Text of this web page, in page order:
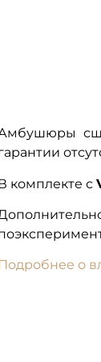
комплекте с
Подробнее о